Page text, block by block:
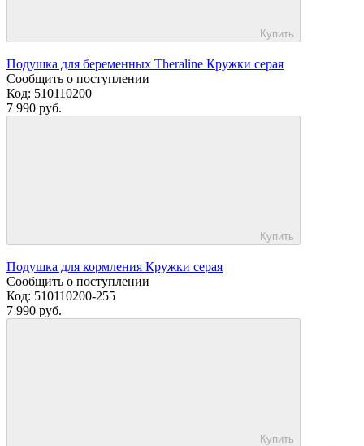
Купить
Подушка для беременных Theraline Кружки серая
Сообщить о поступлении
Код: 510110200
7 990 руб.
Купить
Подушка для кормления Кружки серая
Сообщить о поступлении
Код: 510110200-255
7 990 руб.
Купить